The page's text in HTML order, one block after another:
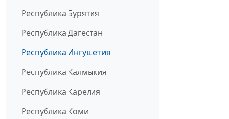
Республика Бурятия
Республика Дагестан
Республика Ингушетия
Республика Калмыкия
Республика Карелия
Республика Коми